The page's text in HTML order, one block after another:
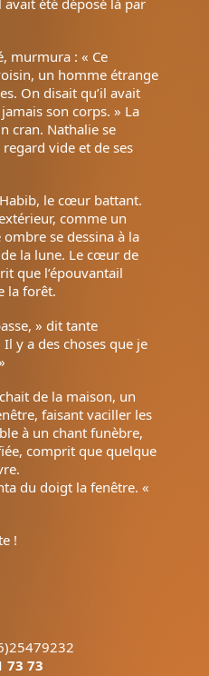
avait été déposé là par
murmura : « Ce
un homme étrange
On disait qu’il avait
son corps. » La
cran. Nathalie se
vide et de ses
le cœur battant.
comme un
se dessina à la
la lune. Le cœur de
que l’épouvantail
la forêt.
» dit tante
y a des choses que je
de la maison, un
faisant vaciller les
à un chant funèbre,
comprit que quelque
du doigt la fenêtre. «
!
73 73